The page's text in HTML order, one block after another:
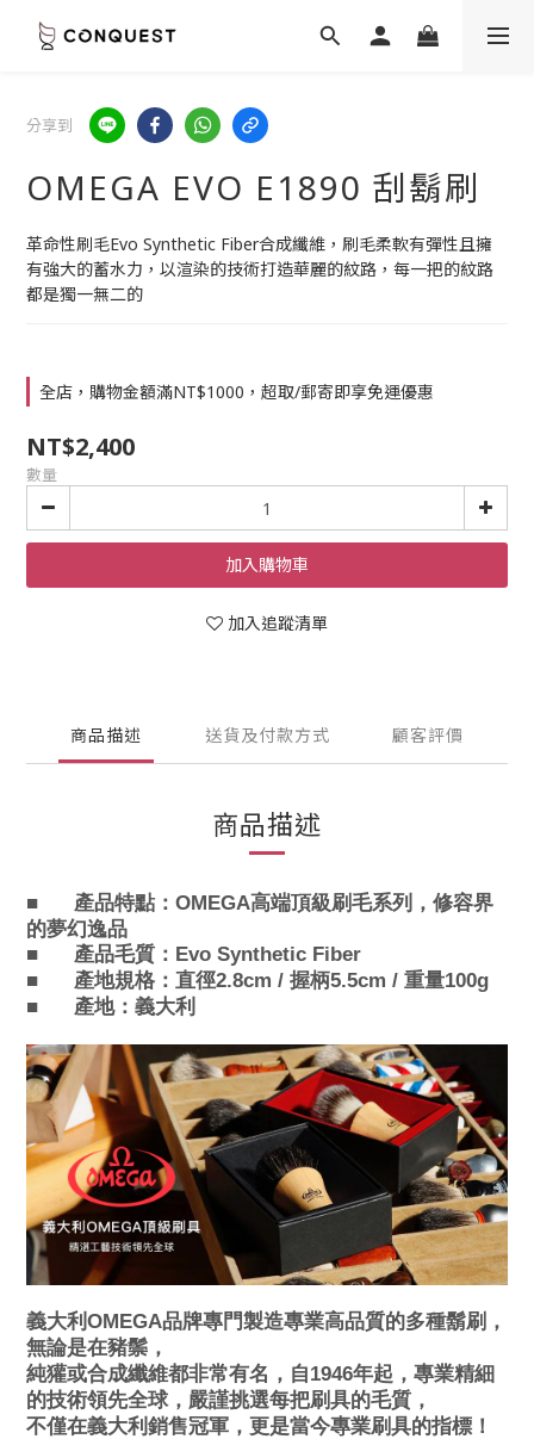
分享到
OMEGA EVO E1890 刮鬍刷
革命性刷毛Evo Synthetic Fiber合成纖維，刷毛柔軟有彈性且擁
有強大的蓄水力，以渲染的技術打造華麗的紋路，每一把的紋路
都是獨一無二的
全店，購物金額滿NT$1000，超取/郵寄即享免運優惠
NT$2,400
數量
加入購物車
加入追蹤清單
商品描述 送貨及付款方式 顧客評價
商品描述
■ 產品特點： OMEGA高端頂級刷毛系列，修容界
的夢幻逸品
■ 產品毛質：Evo Synthetic Fiber
■ 產地規格：直徑2.8cm / 握柄5.5cm / 重量100g
■ 產地：義大利
義大利OMEGA品牌專門製造專業高品質的多種鬍刷，
無論是在豬鬃，
純獾或合成纖維都非常有名， 自1946年起，專業精細
的技術領先全球，嚴謹挑選每把刷具的毛質，
不僅在義大利銷售冠軍，更是當今專業刷具的指標！